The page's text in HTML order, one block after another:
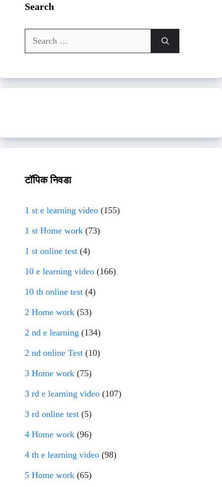
Search
Search
for:
टॉपिक निवडा
1 st e learning video (155)
1 st Home work (73)
1 st online test (4)
10 e learning video (166)
10 th online test (4)
2 Home work (53)
2 nd e learning (134)
2 nd online Test (10)
3 Home work (75)
3 rd e learning video (107)
3 rd online test (5)
4 Home work (96)
4 th e learning video (98)
5 Home work (65)